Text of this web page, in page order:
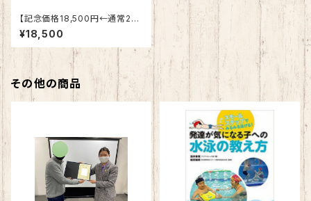
【記念価格18,500円←通常25.
900円】レディース用 保温水
着トップス Oサイズ
¥18,500
その他の商品